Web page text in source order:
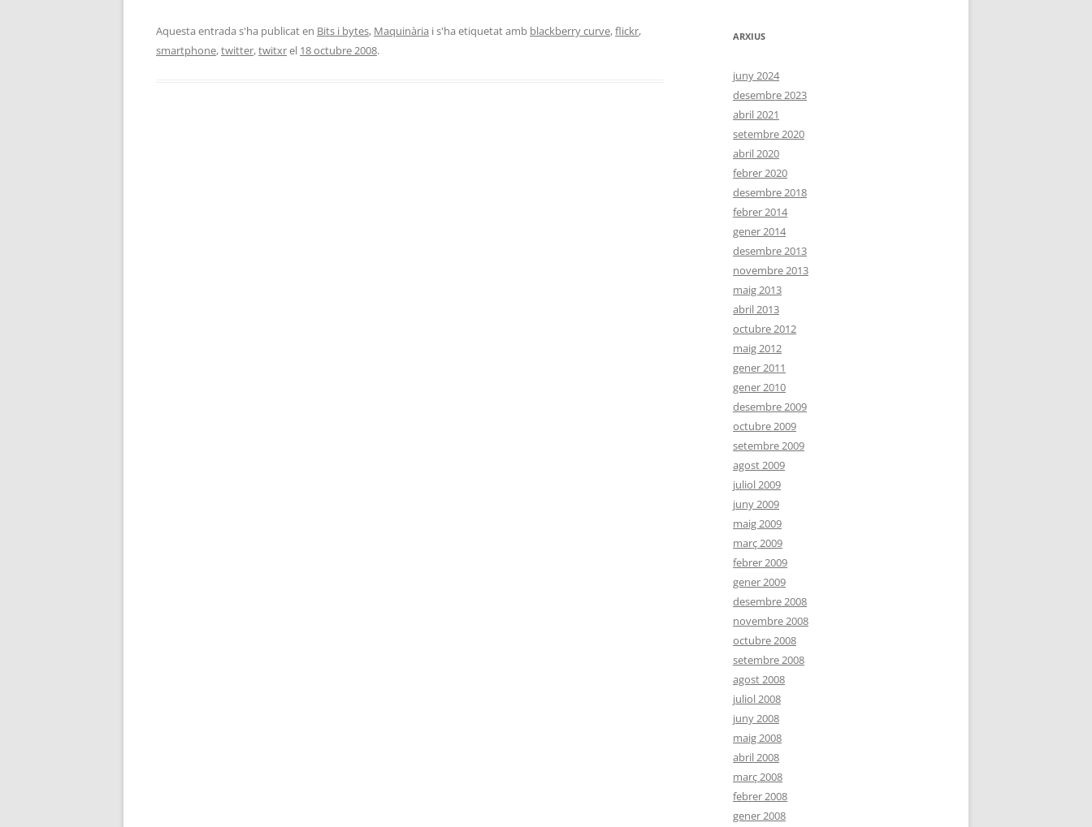
Aquesta entrada s'ha publicat en Bits i bytes, Maquinària i s'ha etiquetat amb blackberry curve,flickr,
smartphone,twitter,twitxrel 18 octubre 2008.
ARXIUS
juny 2024
desembre 2023
abril 2021
setembre 2020
abril 2020
febrer 2020
desembre 2018
febrer 2014
gener 2014
desembre 2013
novembre 2013
maig 2013
abril 2013
octubre 2012
maig 2012
gener 2011
gener 2010
desembre 2009
octubre 2009
setembre 2009
agost 2009
juliol 2009
juny 2009
maig 2009
març 2009
febrer 2009
gener 2009
desembre 2008
novembre 2008
octubre 2008
setembre 2008
agost 2008
juliol 2008
juny 2008
maig 2008
abril 2008
març 2008
febrer 2008
gener 2008